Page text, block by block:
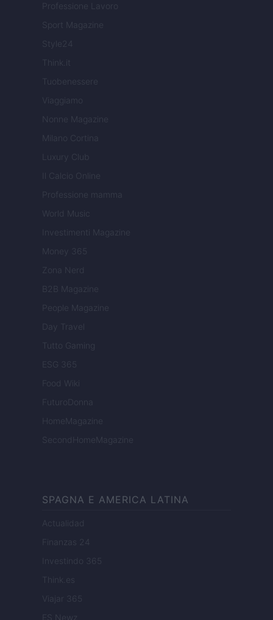
Professione Lavoro
Sport Magazine
Style24
Think.it
Tuobenessere
Viaggiamo
Nonne Magazine
Milano Cortina
Luxury Club
Il Calcio Online
Professione mamma
World Music
Investimenti Magazine
Money 365
Zona Nerd
B2B Magazine
People Magazine
Day Travel
Tutto Gaming
ESG 365
Food Wiki
FuturoDonna
HomeMagazine
SecondHomeMagazine
SPAGNA E AMERICA LATINA
Actualidad
Finanzas 24
Investindo 365
Think.es
Viajar 365
ES Newz